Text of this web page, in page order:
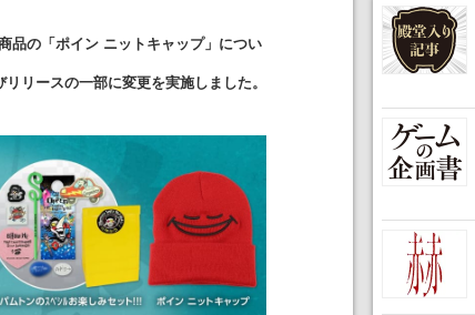
品の「ポイン ニットキャップ」につい
リースの一部に変更を実施しました。